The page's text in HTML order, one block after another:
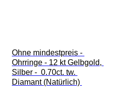
Ohne mindestpreis -
Ohrringe - 12 kt Gelbgold,
Silber -  0.70ct. tw.
Diamant (Natürlich)